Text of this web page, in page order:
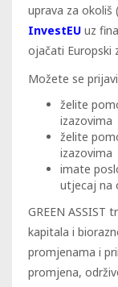
uprava za okoliš
InvestEU uz
ojačati Europski
Možete se
želite
izazovima
želite
izazovima
imate
utjecaj na
GREEN ASSIST
kapitala i
promjenama i
promjena,